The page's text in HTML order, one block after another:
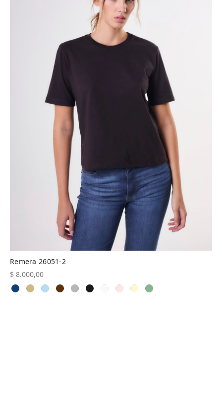
Remera 26051-2
$ 8.000,00